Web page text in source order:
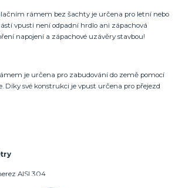
rámem bez šachty je určena pro letní nebo
vpusti není odpadní hrdlo ani zápachová
napojení a zápachové uzávěry stavbou!
je určena pro zabudování do země pomocí
Díky své konstrukci je vpust určena pro přejezd
AISI 304